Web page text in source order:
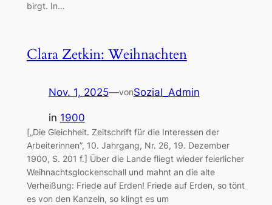
birgt. In…
Clara Zetkin: Weihnachten
Nov. 1, 2025—vonSozial_Admin
in 1900
[„Die Gleichheit. Zeitschrift für die Interessen der
Arbeiterinnen”, 10. Jahrgang, Nr. 26, 19. Dezember
1900, S. 201 f.] Über die Lande fliegt wieder feierlicher
Weihnachtsglockenschall und mahnt an die alte
Verheißung: Friede auf Erden! Friede auf Erden, so tönt
es von den Kanzeln, so klingt es um